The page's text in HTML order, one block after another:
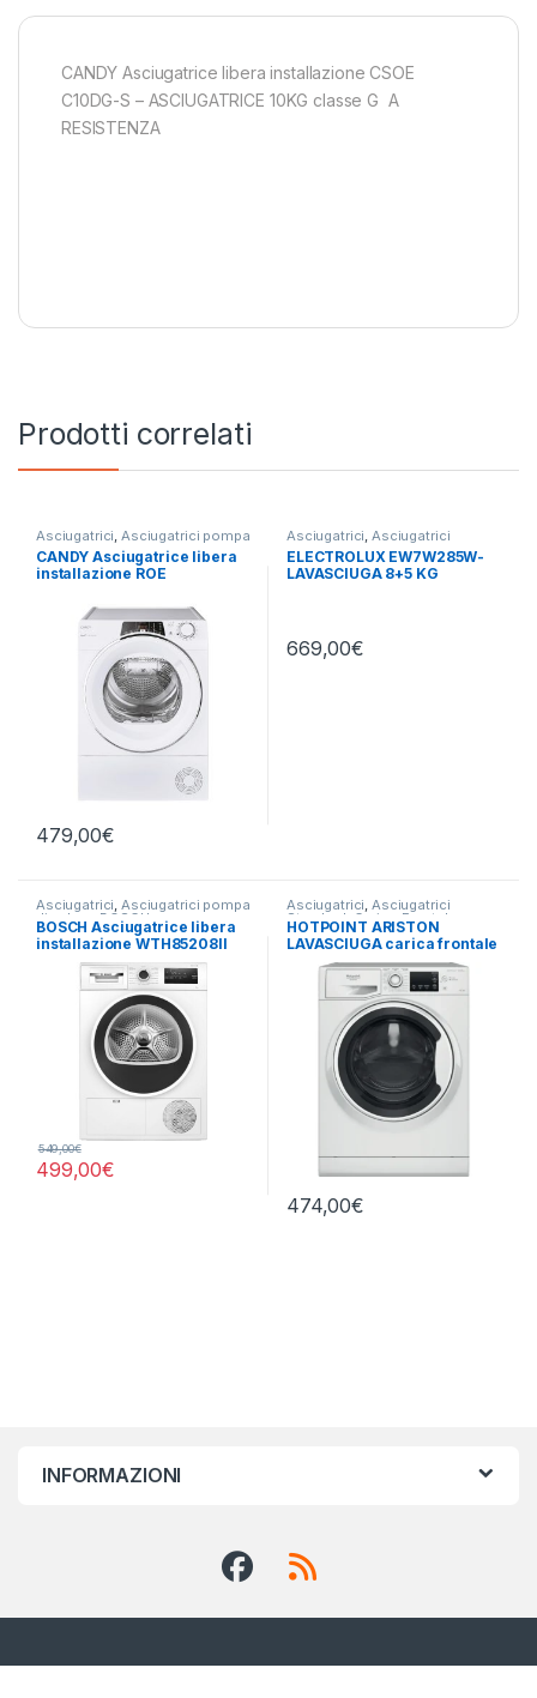
CANDY Asciugatrice libera installazione CSOE
C10DG-S – ASCIUGATRICE 10KG classe G A
RESISTENZA
Prodotti correlati
Asciugatrici Asciugatrici pompa
di calore , Candy
CANDY Asciugatrice libera
installazione ROE
479,00€
Asciugatrici Asciugatrici
Standard ,Carico Frontale,
Electrolux,Lavasciuga,Lavatrici
Libera Installazione
ELECTROLUX EW7W285W-
LAVASCIUGA 8+5 KG
669,00€
Asciugatrici,Asciugatrici pompa
di calore ,BOSCH
BOSCH Asciugatrice libera
installazione WTH85208II
8KG E
499,00€
549,00€
Asciugatrici,Asciugatrici
Standard, Carico Frontale
Hotpoint Ariston,Lavasciuga
Lavatrici, Libera Installazione,
HOTPOINT ARISTON
LAVASCIUGA carica frontale
NDBR 984469 WA IT 9/6KG
1400 GIRI
474,00€
INFORMAZIONI